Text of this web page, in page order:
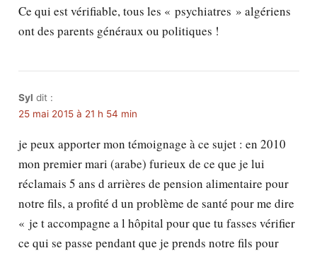
Ce qui est vérifiable, tous les « psychiatres » algériens
ont des parents généraux ou politiques !
Syl dit :
25 mai 2015 à 21 h 54 min
je peux apporter mon témoignage à ce sujet : en 2010
mon premier mari (arabe) furieux de ce que je lui
réclamais 5 ans d arrières de pension alimentaire pour
notre fils, a profité d un problème de santé pour me dire
« je t accompagne a l hôpital pour que tu fasses vérifier
ce qui se passe pendant que je prends notre fils pour